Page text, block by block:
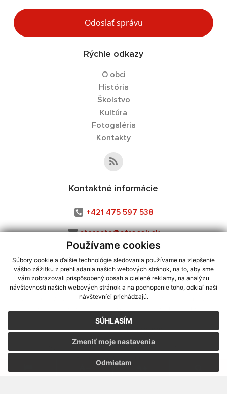
Používame cookies
Súbory cookie a ďalšie technológie sledovania používame na zlepšenie
vášho zážitku z prehliadania našich webových stránok, na to, aby sme
vám zobrazovali prispôsobený obsah a cielené reklamy, na analýzu
návštevnosti našich webových stránok a na pochopenie toho, odkiaľ naši
návštevníci prichádzajú.
SÚHLASÍM
Odmietam
Zmeniť moje nastavenia
Odoslať správu
Rýchle odkazy
O obci
História
Školstvo
Kultúra
Fotogaléria
Kontakty
Kontaktné informácie
+421 475 597 538
starosta@otrocok.sk
využite možnosť získavania aktuálnych informácií s využitím RSS
CMS systém (redakčný) systém ECHELON 2,Mapa stránok,web portál
webex.digital, s.r.o.,domény,registrácia domény
Posledná aktualizácia:03.08.2026
Vytlačiť stránku|Vyhlásenie o prístupnosti